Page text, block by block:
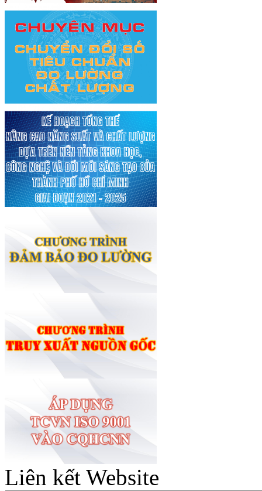
Liên kết Website